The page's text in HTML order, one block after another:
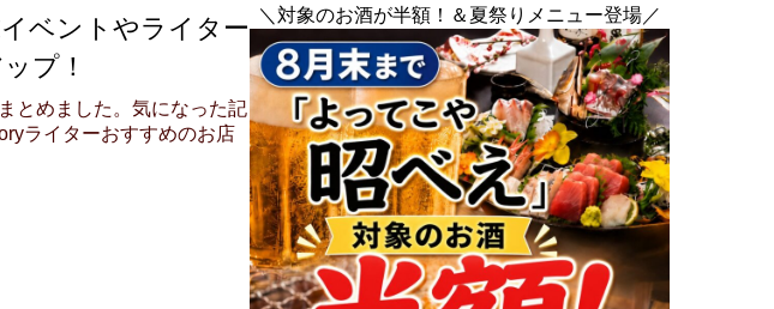
ベントやライター
プ！
とめました。気になった記
ライターおすすめのお店
＼対象のお酒が半額！＆夏祭りメニュー登場／